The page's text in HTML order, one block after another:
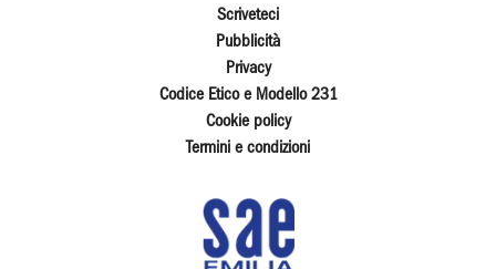
Scriveteci
Pubblicità
Privacy
Codice Etico e Modello 231
Cookie policy
Termini e condizioni